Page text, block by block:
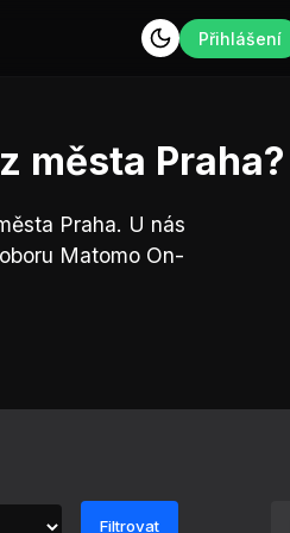
Přihlášení
města Praha?
Praha. U nás
Matomo On-
Filtrovat